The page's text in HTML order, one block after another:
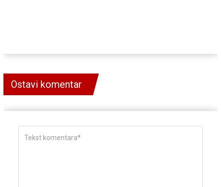
Ostavi komentar